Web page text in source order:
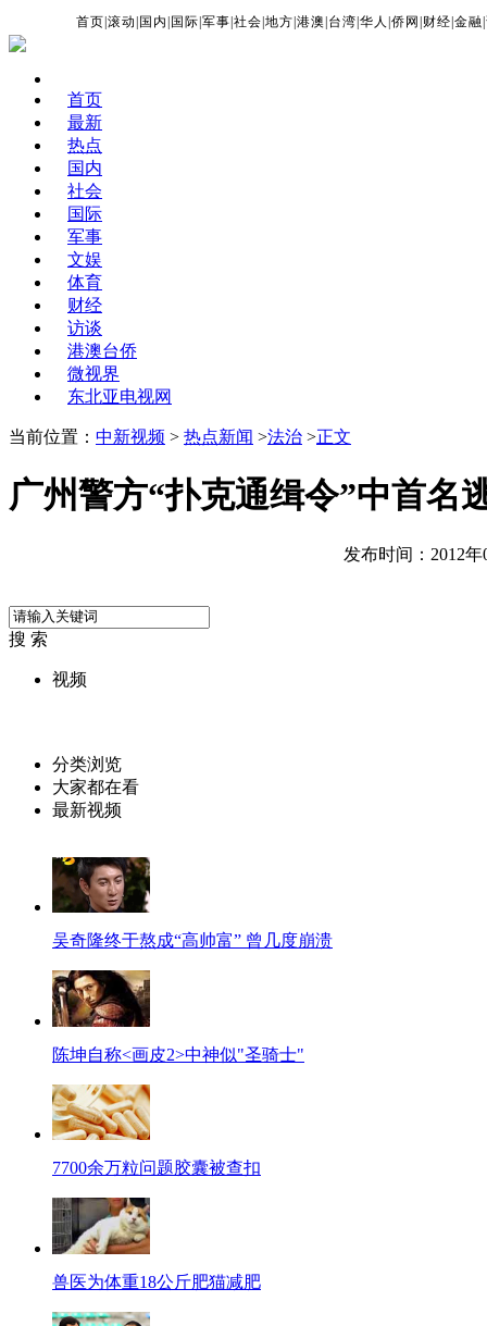
首页 |滚动 国内 国际 |军事 |社会 |地方 |港澳 台湾 |华人 |侨网 财经 |金融 |
首页
最新
热点
国内
社会
国际
军事
文娱
体育
财经
访谈
港澳台侨
微视界
东北亚电视网
当前位置： 中新视频 > 热点新闻 >法治 >正文
广州警方“扑克通缉令”中首名
发布时间：2012年
搜 索
视频
分类浏览
大家都在看
最新视频
吴奇隆终于熬成“高帅富” 曾几度崩溃
陈坤自称<画皮2>中神似"圣骑士"
7700余万粒问题胶囊被查扣
兽医为体重18公斤肥猫减肥